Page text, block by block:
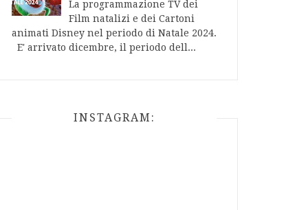
La programmazione TV dei
Film natalizi e dei Cartoni
animati Disney nel periodo di Natale 2024.
E' arrivato dicembre, il periodo dell...
INSTAGRAM: